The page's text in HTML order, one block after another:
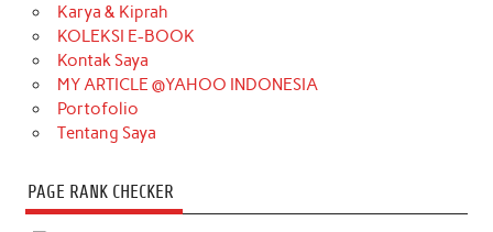
Karya & Kiprah
KOLEKSI E-BOOK
Kontak Saya
MY ARTICLE @YAHOO INDONESIA
Portofolio
Tentang Saya
PAGE RANK CHECKER